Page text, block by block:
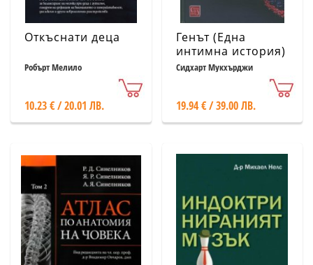
Откъснати деца
Робърт Мелило
10.23 € / 20.01 ЛВ.
Генът (Една
интимна история)
Сидхарт Мукхърджи
19.94 € / 39.00 ЛВ.